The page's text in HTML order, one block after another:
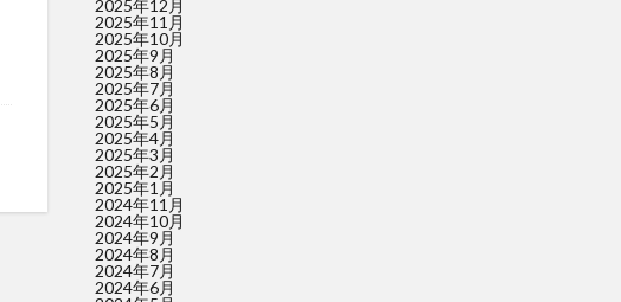
2025年12月
2025年11月
2025年10月
2025年9月
2025年8月
2025年7月
2025年6月
2025年5月
2025年4月
2025年3月
2025年2月
2025年1月
2024年11月
2024年10月
2024年9月
2024年8月
2024年7月
2024年6月